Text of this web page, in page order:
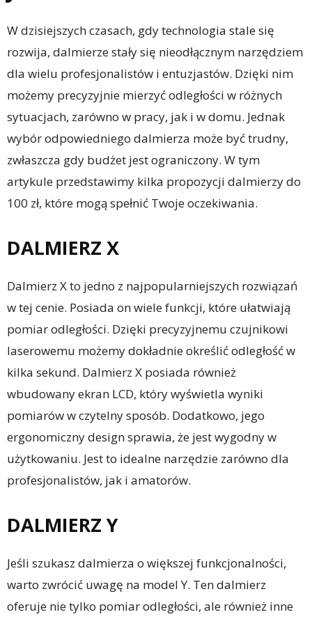
W dzisiejszych czasach, gdy technologia stale się
rozwija, dalmierze stały się nieodłącznym narzędziem
dla wielu profesjonalistów i entuzjastów. Dzięki nim
możemy precyzyjnie mierzyć odległości w różnych
sytuacjach, zarówno w pracy, jak i w domu. Jednak
wybór odpowiedniego dalmierza może być trudny,
zwłaszcza gdy budżet jest ograniczony. W tym
artykule przedstawimy kilka propozycji dalmierzy do
100 zł, które mogą spełnić Twoje oczekiwania.
DALMIERZ X
Dalmierz X to jedno z najpopularniejszych rozwiązań
w tej cenie. Posiada on wiele funkcji, które ułatwiają
pomiar odległości. Dzięki precyzyjnemu czujnikowi
laserowemu możemy dokładnie określić odległość w
kilka sekund. Dalmierz X posiada również
wbudowany ekran LCD, który wyświetla wyniki
pomiarów w czytelny sposób. Dodatkowo, jego
ergonomiczny design sprawia, że jest wygodny w
użytkowaniu. Jest to idealne narzędzie zarówno dla
profesjonalistów, jak i amatorów.
DALMIERZ Y
Jeśli szukasz dalmierza o większej funkcjonalności,
warto zwrócić uwagę na model Y. Ten dalmierz
oferuje nie tylko pomiar odległości, ale również inne